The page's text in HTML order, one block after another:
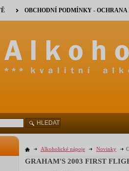
Alkoholické nápoje Novinky
GRAHAM'S 2003 FIRST
OBCHODNÍ PODMÍNKY -
HLEDAT